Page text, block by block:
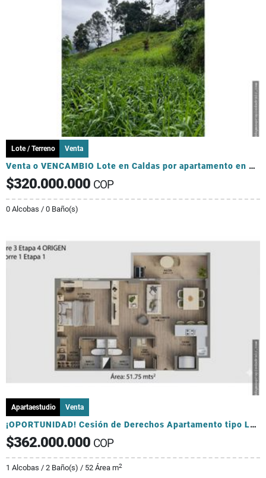
Lote / Terreno Venta
Venta o VENCAMBIO Lote en Caldas por apartamento en el sector Laureles
$320.000.000 COP
0 Alcobas / 0 Baño(s)
Apartaestudio Venta
¡OPORTUNIDAD! Cesión de Derechos Apartamento tipo Loft en La Ceja
$362.000.000 COP
1 Alcobas / 2 Baño(s) / 52 Área m2